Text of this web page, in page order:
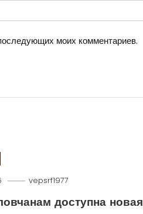
моих комментариев.
vepsrf1977
доступна новая